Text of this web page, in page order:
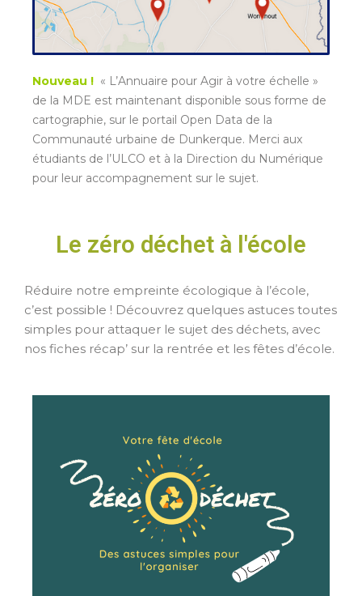
Nouveau ! « L’Annuaire pour Agir à votre échelle »
de la MDE est maintenant disponible sous forme de
cartographie, sur le portail Open Data de la
Communauté urbaine de Dunkerque. Merci aux
étudiants de l’ULCO et à la Direction du Numérique
pour leur accompagnement sur le sujet.
Le zéro déchet à l'école
Réduire notre empreinte écologique à l’école,
c’est possible ! Découvrez quelques astuces toutes
simples pour attaquer le sujet des déchets, avec
nos fiches récap’ sur la rentrée et les fêtes d’école.